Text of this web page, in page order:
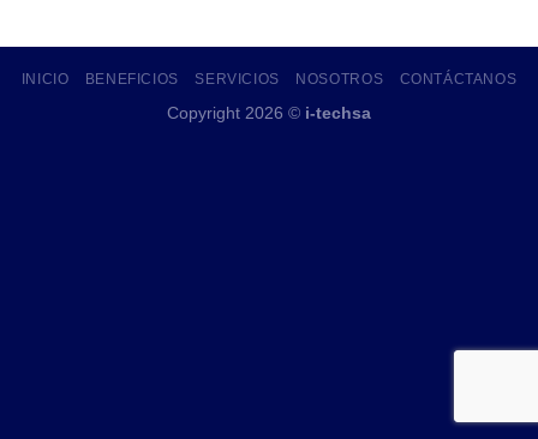
INICIO BENEFICIOS SERVICIOS NOSOTROS CONTÁCTANOS
Copyright 2026 © i-techsa